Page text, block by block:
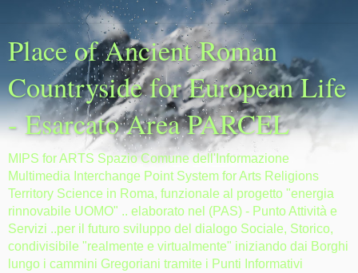
Place of Ancient Roman
Countryside for European Life
- Esarcato Area PARCEL
MIPS for ARTS Spazio Comune dell'Informazione
Multimedia Interchange Point System for Arts Religions
Territory Science in Roma, funzionale al progetto "energia
rinnovabile UOMO" .. elaborato nel (PAS) - Punto Attività e
Servizi ..per il futuro sviluppo del dialogo Sociale, Storico,
condivisibile "realmente e virtualmente" iniziando dai Borghi
lungo i cammini Gregoriani tramite i Punti Informativi